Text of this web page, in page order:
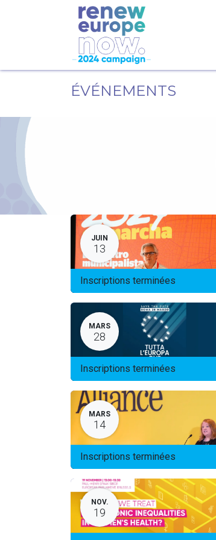
ÉVÉNEMENTS
JUIN
13
Inscriptions terminées
MARS
28
Inscriptions terminées
MARS
14
Inscriptions terminées
NOV.
19